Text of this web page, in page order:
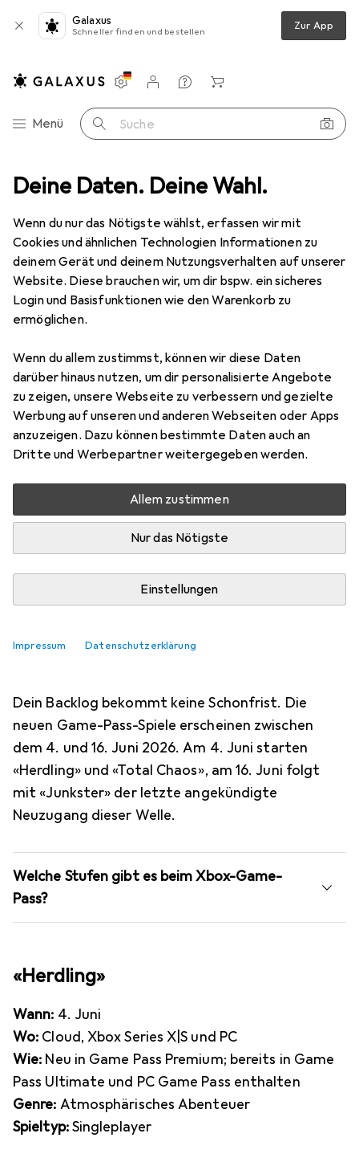
Deine Daten. Deine Wahl.
Wenn du nur das Nötigste wählst, erfassen wir mit
Cookies und ähnlichen Technologien Informationen zu
deinem Gerät und deinem Nutzungsverhalten auf unserer
Website. Diese brauchen wir, um dir bspw. ein sicheres
Login und Basisfunktionen wie den Warenkorb zu
ermöglichen.
Wenn du allem zustimmst, können wir diese Daten
darüber hinaus nutzen, um dir personalisierte Angebote
zu zeigen, unsere Webseite zu verbessern und gezielte
Werbung auf unseren und anderen Webseiten oder Apps
anzuzeigen. Dazu können bestimmte Daten auch an
Dritte und Werbepartner weitergegeben werden.
Allem zustimmen
Nur das Nötigste
Einstellungen
Impressum Datenschutzerklärung
Galaxus
Schneller finden und bestellen Zur App
Navigation nach Kategorien
Menü Suche
Einstellungen
Kundenkonto
Vergleichslisten
Merklisten
Warenkorb
NEWS & TRENDS 12
Das sind die neuen Xbox-
Game-Pass-Spiele im Juni 2026
4.6.2026
Die erste Juni-Welle für den Game
direkt zum Start im Abo: «Solarpunk»,
Expeditions» und «Junkster».
Dein Backlog bekommt keine Schonfrist. Die
neuen Game-Pass-Spiele erscheinen zwischen
dem 4. und 16. Juni 2026. Am 4. Juni starten
«Herdling» und «Total Chaos», am 16. Juni folgt
mit «Junkster» der letzte angekündigte
Neuzugang dieser Welle.
Welche Stufen gibt es beim Xbox-Game-
Pass?
«Herdling»
Wann: 4. Juni
Wo: Cloud, Xbox Series X|S und PC
Wie: Neu in Game Pass Premium; bereits in Game
Pass Ultimate und PC Game Pass enthalten
Genre: Atmosphärisches Abenteuer
Spieltyp:Singleplayer